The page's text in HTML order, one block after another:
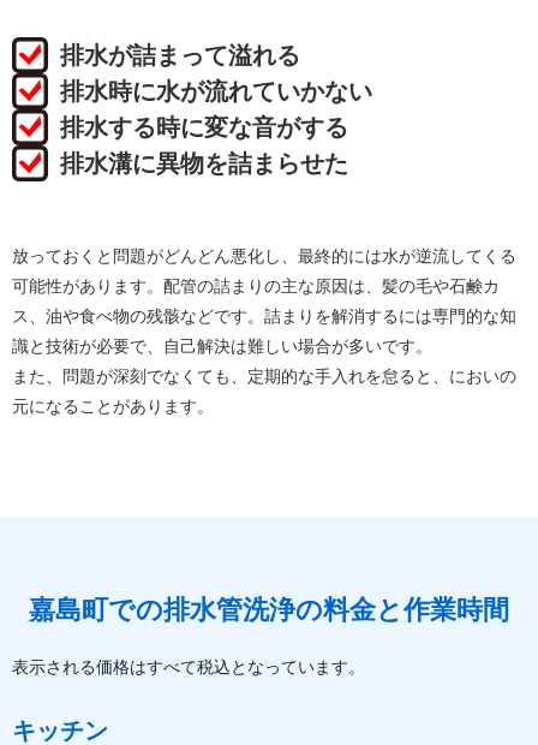
排水が詰まって溢れる
排水時に水が流れていかない
排水する時に変な音がする
排水溝に異物を詰まらせた
放っておくと問題がどんどん悪化し、最終的には水が逆流してくる
可能性があります。配管の詰まりの主な原因は、髪の毛や石鹸カ
ス、油や食べ物の残骸などです。詰まりを解消するには専門的な知
識と技術が必要で、自己解決は難しい場合が多いです。
また、問題が深刻でなくても、定期的な手入れを怠ると、においの
元になることがあります。
嘉島町での排水管洗浄の料金と作業時間
表示される価格はすべて税込となっています。
キッチン